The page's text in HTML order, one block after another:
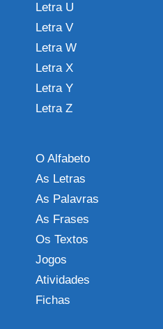
Letra U
Letra V
Letra W
Letra X
Letra Y
Letra Z
O Alfabeto
As Letras
As Palavras
As Frases
Os Textos
Jogos
Atividades
Fichas